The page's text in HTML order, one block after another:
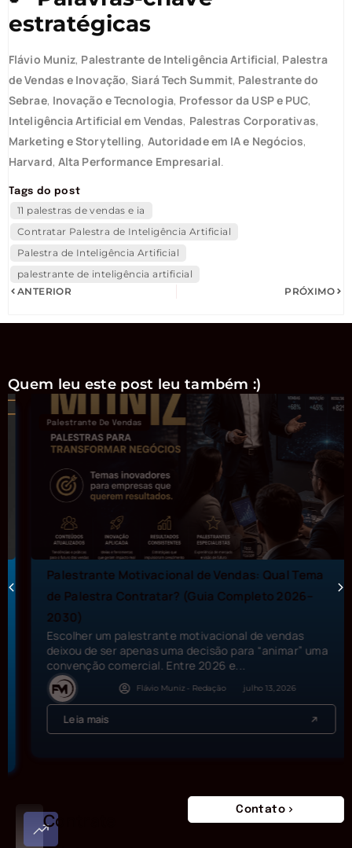
estratégicas
Flávio Muniz, Palestrante de Inteligência Artificial, Palestra
de Vendas e Inovação,Siará Tech Summit, Palestrante do
Sebrae, Inovação e Tecnologia, Professor da USP e PUC,
Inteligência Artificial em Vendas, Palestras Corporativas,
Marketing e Storytelling, Autoridade em IA e Negócios,
Harvard, Alta Performance Empresarial.
Tags do post
11 palestras de vendas e ia
Contratar Palestra de Inteligência Artificial
Palestra de Inteligência Artificial
palestrante de inteligência artificial
ANTERIOR
PRÓXIMO
Quem leu este post leu também :)
Palestrante De Vendas
Palestrante Motivacional de Vendas: Qual Tema
de Palestra Contratar? (Guia Completo 2026–
2030)
Escolher um palestrante motivacional de vendas
deixou de ser apenas uma decisão para “animar” uma
convenção comercial. Entre 2026 e...
Flávio Muniz - Redação julho 13, 2026
Leia mais
Contrate
Contato